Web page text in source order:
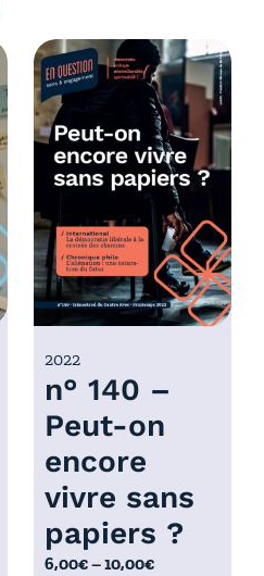
n° 140 –
Peut-on
encore
vivre sans
papiers ?
2022
6,00€–10,00€
P